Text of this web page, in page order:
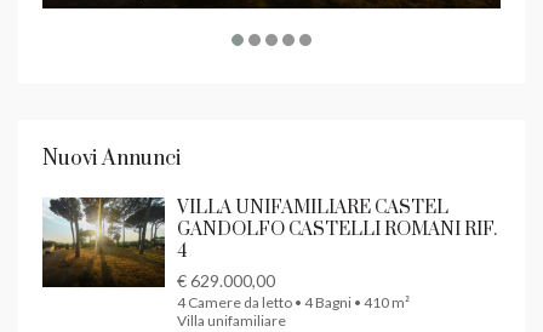
Nuovi Annunci
VILLA UNIFAMILIARE CASTEL
GANDOLFO CASTELLI ROMANI RIF.
4
€ 629.000,00
4 Camere da letto • 4 Bagni • 410 m²
Villa unifamiliare